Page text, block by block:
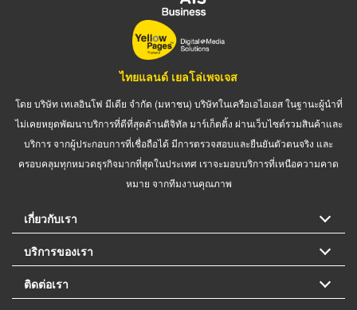
ไทยแลนด์ เยลโล่เพจเจส
โดย บริษัท เทเลอินโฟ มีเดีย จำกัด (มหาชน) บริษัทในเครือเอไอเอส ในฐานะผู้นำที่
ไม่เคยหยุดพัฒนาบริการที่ดีที่สุดด้านดิจิทัล มาร์เก็ตติ้ง ผ่านเว็บไซต์รวมสินค้าและ
บริการ จากผู้ประกอบการที่เชื่อถือได้ มีการตรวจสอบและยืนยันตัวตนจริง และ
ครอบคลุมทุกหมวดธุรกิจมากที่สุดในประเทศ เราจะมอบบริการที่เหนือความคาด
หมาย จากทีมงานคุณภาพ
เกี่ยวกับเรา
บริการของเรา
ติดต่อเรา